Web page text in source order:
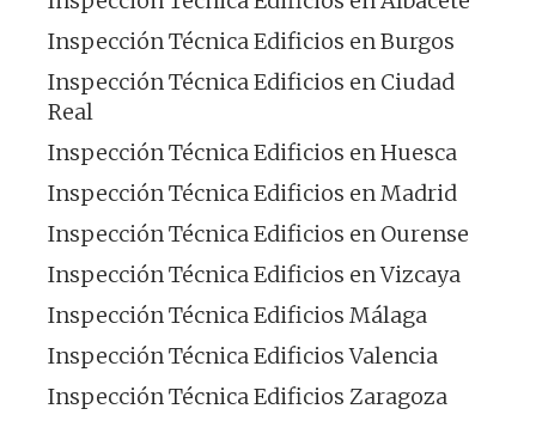
Inspección Técnica Edificios en Burgos
Inspección Técnica Edificios en Ciudad
Real
Inspección Técnica Edificios en Huesca
Inspección Técnica Edificios en Madrid
Inspección Técnica Edificios en Ourense
Inspección Técnica Edificios en Vizcaya
Inspección Técnica Edificios Málaga
Inspección Técnica Edificios Valencia
Inspección Técnica Edificios Zaragoza